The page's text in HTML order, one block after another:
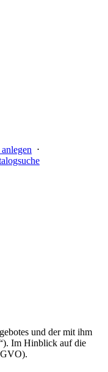
⋅
und der mit ihm
Im Hinblick auf die